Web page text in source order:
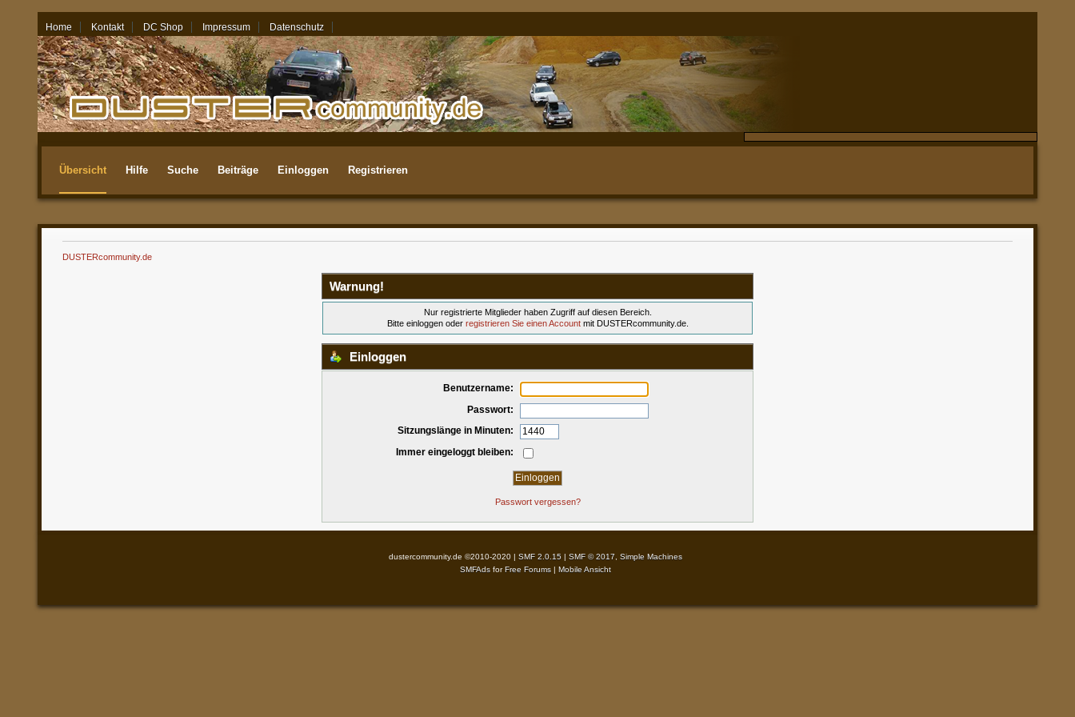
Home Kontakt DC Shop Impressum Datenschutz
07.08.26 - 00:23
Übersicht Hilfe Suche Beiträge Einloggen Registrieren
DUSTERcommunity.de
Warnung!
Nur registrierte Mitglieder haben Zugriff auf diesen Bereich.
Bitte einloggen oder registrieren Sie einen Accountmit DUSTERcommunity.de.
Einloggen
Benutzername:
Passwort:
Sitzungslänge in Minuten:
Immer eingeloggt bleiben:
Passwort vergessen?
dustercommunity.de ©2010-2020 | SMF 2.0.15 | SMF © 2017
Simple Machines
SMFAds forFree Forums | Mobile Ansicht